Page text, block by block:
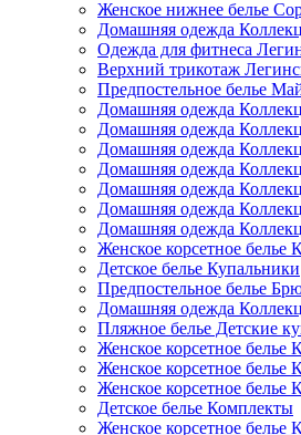
Женское нижнее белье
Домашняя одежда
Одежда для фитнеса
Верхний трикотаж
Предпостельное белье
Домашняя одежда
Домашняя одежда
Домашняя одежда
Домашняя одежда
Домашняя одежда
Домашняя одежда
Домашняя одежда
Женское корсетное белье
Детское белье Купальники
Предпостельное белье
Домашняя одежда
Пляжное белье Детские
Женское корсетное белье
Женское корсетное белье
Женское корсетное белье
Детское белье Комплекты
Женское корсетное белье